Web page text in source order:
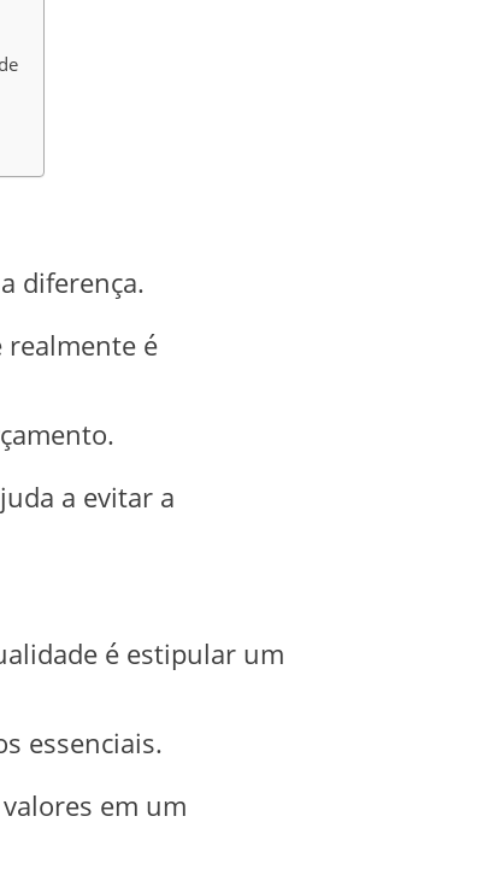
diferença.
realmente é
a evitar a
é estipular um
essenciais.
em um